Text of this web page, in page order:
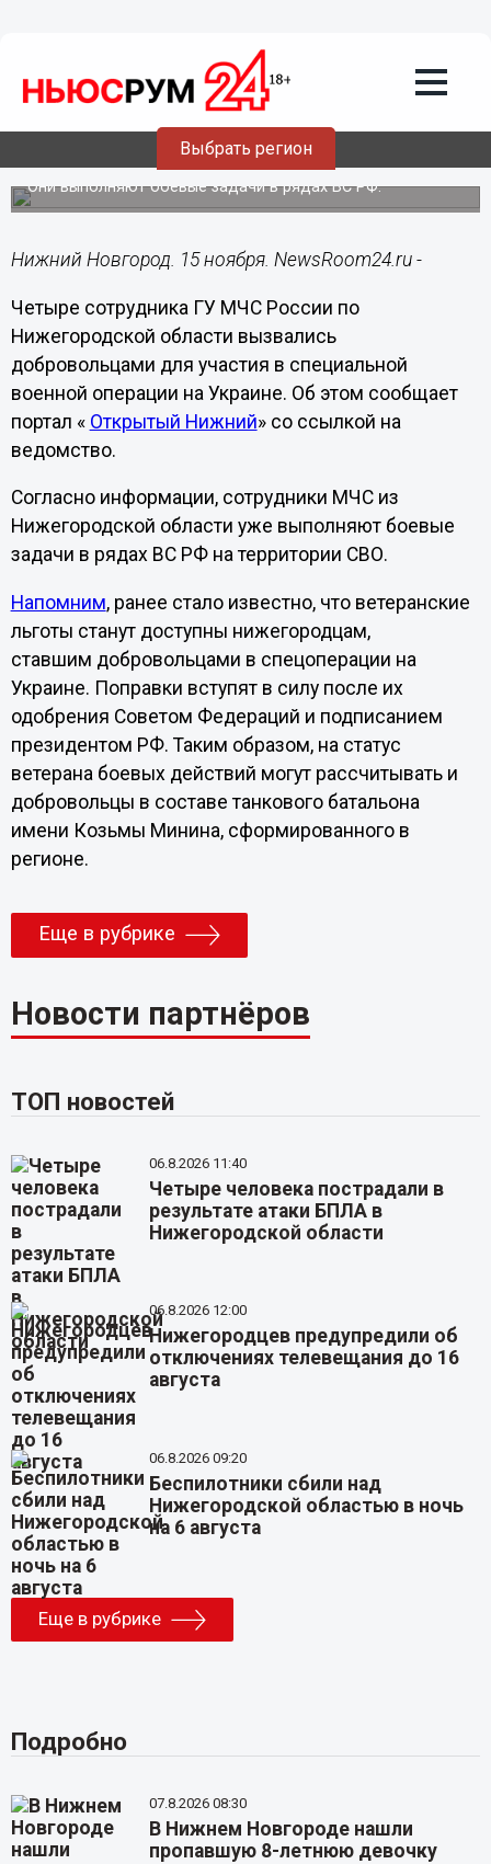
Выбрать регион
Четыре нижегородских сотрудника
МЧС вызвались добровольцами на
Они выполняют боевые задачи в рядах ВС РФ.
Нижний Новгород. 15 ноября. NewsRoom24.ru -
Четыре сотрудника ГУ МЧС России по
Нижегородской области вызвались
добровольцами для участия в специальной
военной операции на Украине. Об этом сообщает
портал « Открытый Нижний» со ссылкой на
ведомство.
Согласно информации, сотрудники МЧС из
Нижегородской области уже выполняют боевые
задачи в рядах ВС РФ на территории СВО.
Напомним, ранее стало известно, что ветеранские
льготы станут доступны нижегородцам,
ставшим добровольцами в спецоперации на
Украине. Поправки вступят в силу после их
одобрения Советом Федераций и подписанием
президентом РФ. Таким образом, на статус
ветерана боевых действий могут рассчитывать и
добровольцы в составе танкового батальона
имени Козьмы Минина, сформированного в
регионе.
Еще в рубрике
Новости партнёров
ТОП новостей
06.8.2026 11:40
Четыре человека пострадали в
результате атаки БПЛА в
Нижегородской области
06.8.2026 12:00
Нижегородцев предупредили об
отключениях телевещания до 16
августа
06.8.2026 09:20
Беспилотники сбили над
Нижегородской областью в ночь
на 6 августа
Еще в рубрике
Подробно
07.8.2026 08:30
В Нижнем Новгороде нашли
пропавшую 8-летнюю девочку